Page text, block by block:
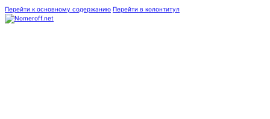
Перейти к основному содержанию Перейти в колонтитул